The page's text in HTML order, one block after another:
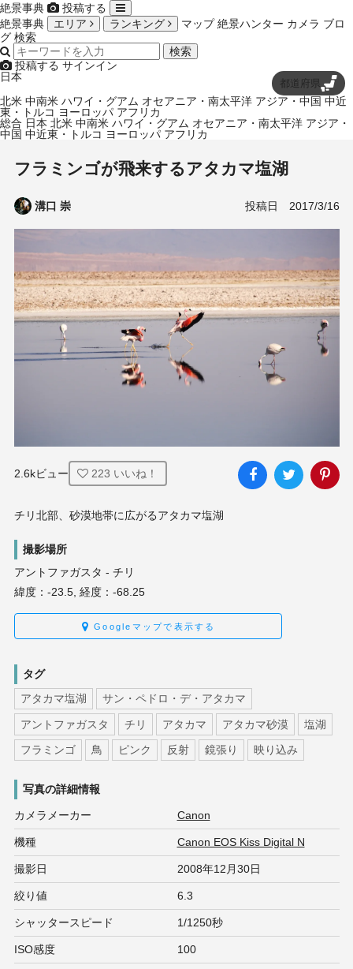
絶景事典
投稿する
絶景事典
エリア ランキング マップ 絶景ハンター カメラ ブロ
グ 検索
検索
投稿する サインイン
日本
都道府県
北米 中南米 ハワイ・グアム オセアニア・南太平洋 アジア・中国 中近
東・トルコ ヨーロッパ アフリカ
総合 日本 北米 中南米 ハワイ・グアム オセアニア・南太平洋 アジア・
中国 中近東・トルコ ヨーロッパ アフリカ
フラミンゴが飛来するアタカマ塩湖
溝口 崇 投稿日 2017/3/16
2.6kビュー 223 いいね！
チリ北部、砂漠地帯に広がるアタカマ塩湖
撮影場所
アントファガスタ - チリ
緯度：-23.5, 経度：-68.25
Googleマップで表示する
タグ
アタカマ塩湖
サン・ペドロ・デ・アタカマ
アントファガスタ チリ アタカマ アタカマ砂漠 塩湖
フラミンゴ 鳥 ピンク 反射 鏡張り 映り込み
写真の詳細情報
カメラメーカー Canon
機種 Canon EOS Kiss Digital N
撮影日 2008年12月30日
絞り値 6.3
シャッタースピード 1/1250秒
ISO感度 100